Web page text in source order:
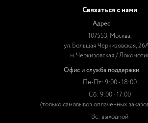
Связаться с нами
Адрес
107553, Москва,
ул. Большая Черкизовская,
м. Черкизовская /
Офис и служба поддержки
Пн-Пт: 9:00 - 18:00
Сб: 9:00 - 17:00
(только самовывоз оплаченных
Вс: выходной